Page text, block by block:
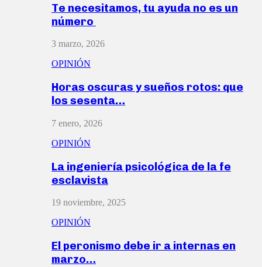
Te necesitamos, tu ayuda no es un
número
3 marzo, 2026
OPINIÓN
Horas oscuras y sueños rotos: que
los sesenta…
7 enero, 2026
OPINIÓN
La ingeniería psicológica de la fe
esclavista
19 noviembre, 2025
OPINIÓN
El peronismo debe ir a internas en
marzo…